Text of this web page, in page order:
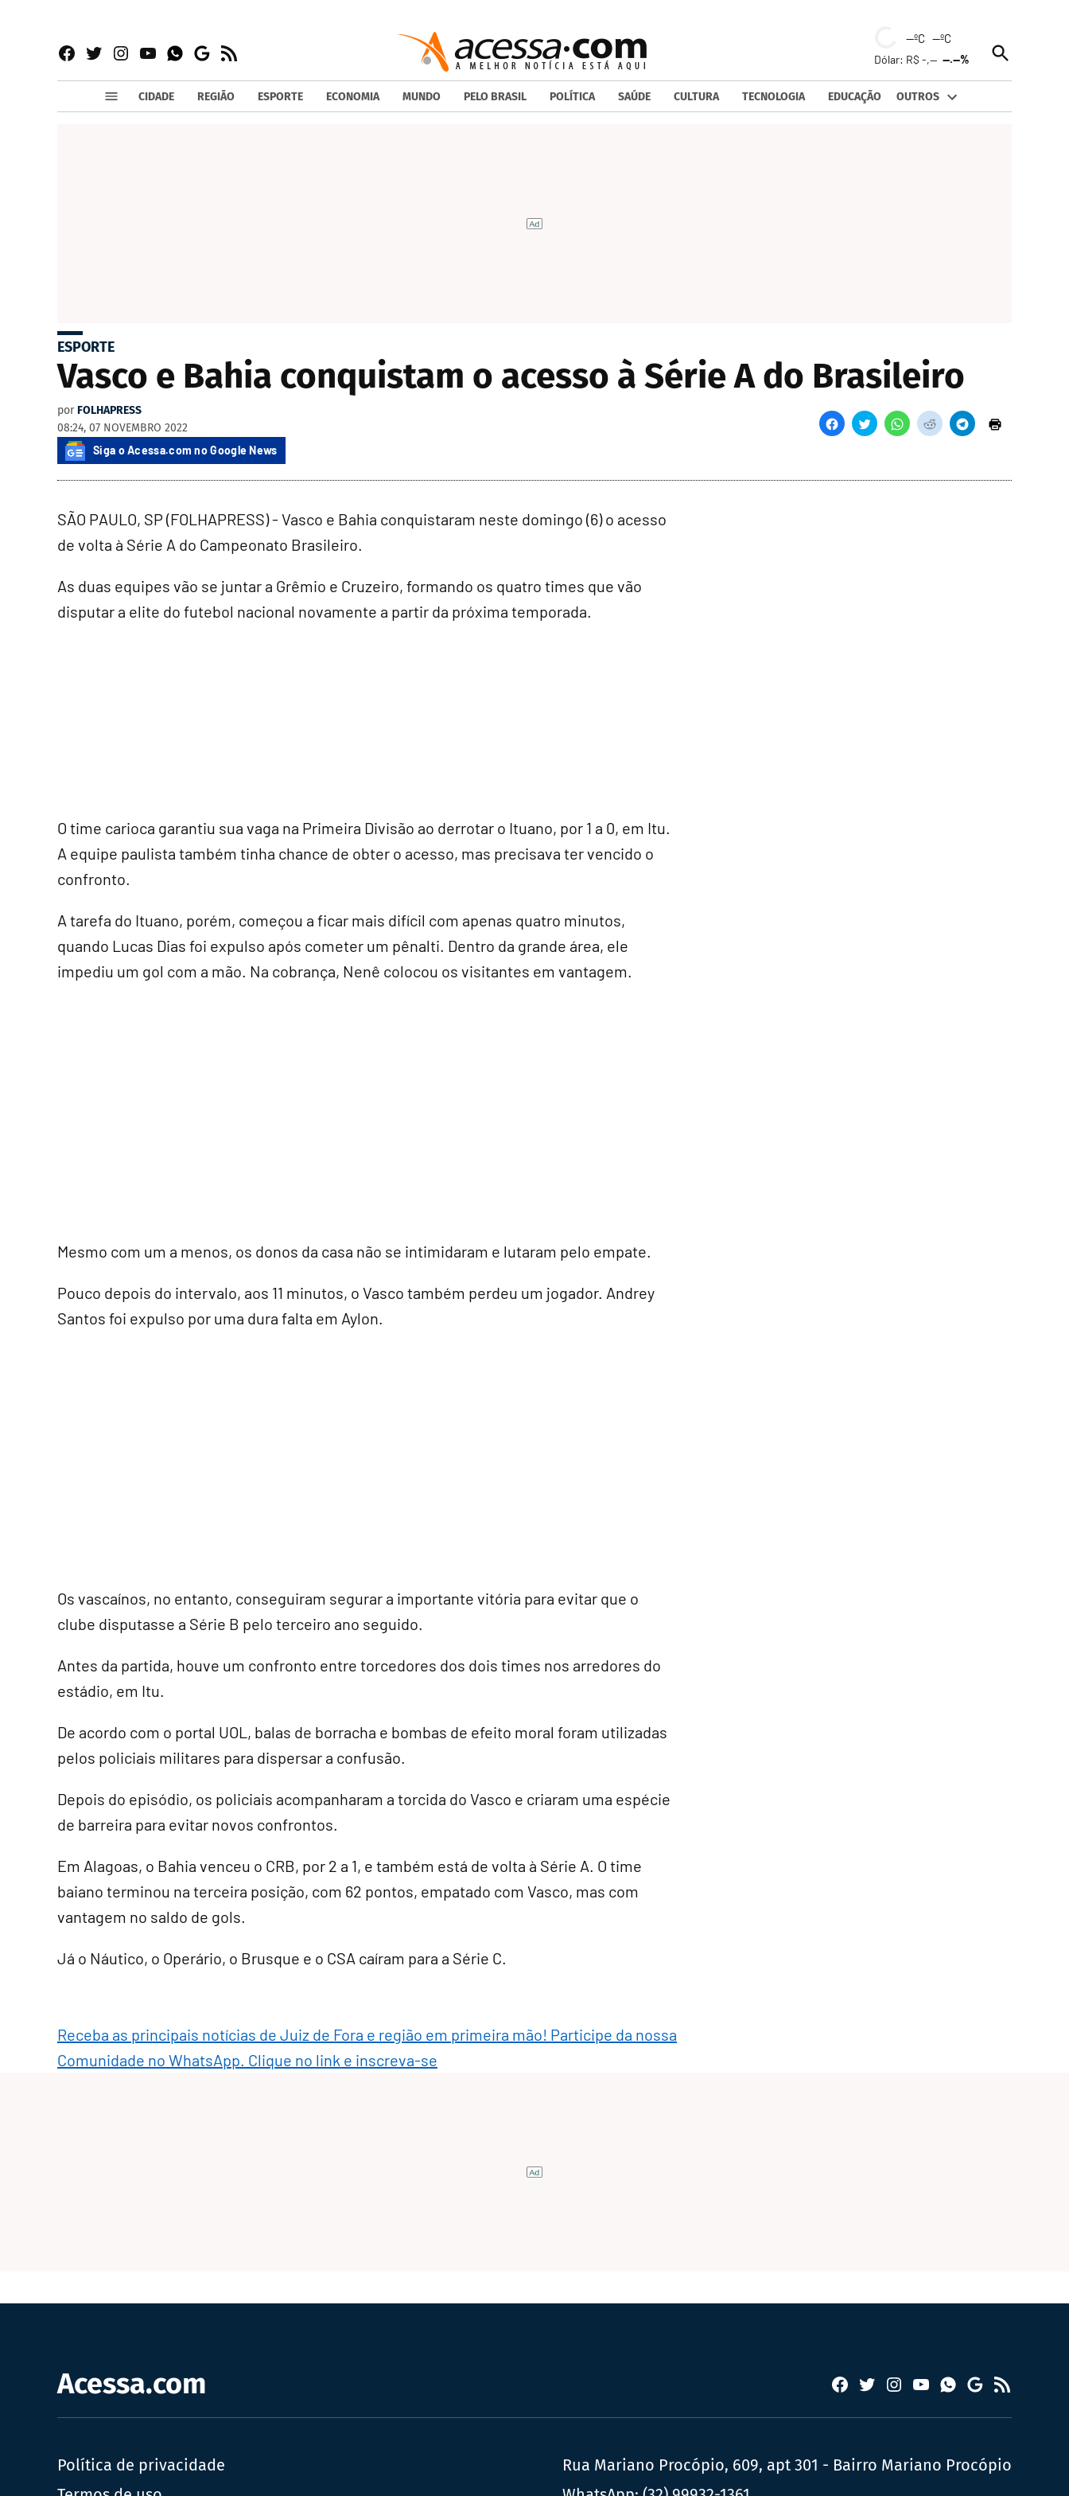
Facebook
TwitterInstagram
YouTubeWhatsapp
Google
News
RSS
--ºC --ºC
Dólar: R$ -,----.--%
Open
Search
CIDADE REGIÃO ESPORTE ECONOMIA MUNDO PELO BRASIL POLÍTICA SAÚDE CULTURA TECNOLOGIA EDUCAÇÃO OUTROS
ESPORTE
Vasco e Bahia conquistam o acesso à Série A do Brasileiro
por FOLHAPRESS
08:24, 07 NOVEMBRO 2022
Siga o Acessa.com no Google News
SÃO PAULO, SP (FOLHAPRESS) - Vasco e Bahia conquistaram neste domingo (6) o acesso
de volta à Série A do Campeonato Brasileiro.
As duas equipes vão se juntar a Grêmio e Cruzeiro, formando os quatro times que vão
disputar a elite do futebol nacional novamente a partir da próxima temporada.
O time carioca garantiu sua vaga na Primeira Divisão ao derrotar o Ituano, por 1 a 0, em Itu.
A equipe paulista também tinha chance de obter o acesso, mas precisava ter vencido o
confronto.
A tarefa do Ituano, porém, começou a ficar mais difícil com apenas quatro minutos,
quando Lucas Dias foi expulso após cometer um pênalti. Dentro da grande área, ele
impediu um gol com a mão. Na cobrança, Nenê colocou os visitantes em vantagem.
Mesmo com um a menos, os donos da casa não se intimidaram e lutaram pelo empate.
Pouco depois do intervalo, aos 11 minutos, o Vasco também perdeu um jogador. Andrey
Santos foi expulso por uma dura falta em Aylon.
Os vascaínos, no entanto, conseguiram segurar a importante vitória para evitar que o
clube disputasse a Série B pelo terceiro ano seguido.
Antes da partida, houve um confronto entre torcedores dos dois times nos arredores do
estádio, em Itu.
De acordo com o portal UOL, balas de borracha e bombas de efeito moral foram utilizadas
pelos policiais militares para dispersar a confusão.
Depois do episódio, os policiais acompanharam a torcida do Vasco e criaram uma espécie
de barreira para evitar novos confrontos.
Em Alagoas, o Bahia venceu o CRB, por 2 a 1, e também está de volta à Série A. O time
baiano terminou na terceira posição, com 62 pontos, empatado com Vasco, mas com
vantagem no saldo de gols.
Já o Náutico, o Operário, o Brusque e o CSA caíram para a Série C.
Receba as principais notícias de Juiz de Fora e região em primeira mão! Participe da nossa
Comunidade no WhatsApp. Clique no link e inscreva-se
Acessa.com Facebook
TwitterInstagram
YouTubeWhatsapp
Google
News
RSS
Política de privacidade
Rua Mariano Procópio, 609, apt 301 - Bairro Mariano Procópio